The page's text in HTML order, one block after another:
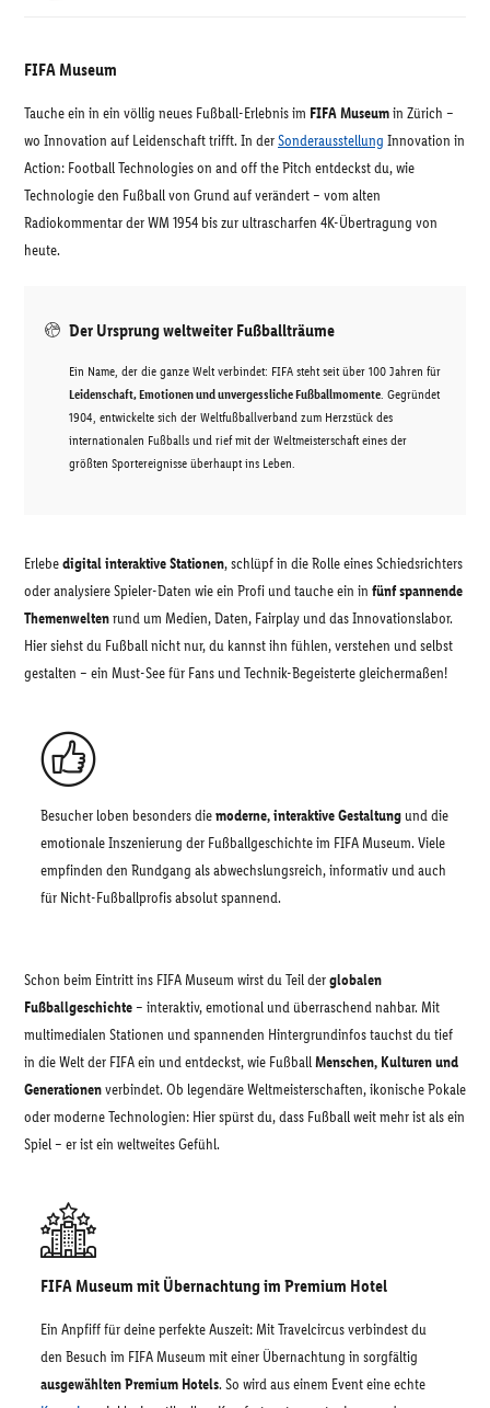
FIFA Museum
Tauche ein in ein völlig neues Fußball-Erlebnis im FIFA Museumin Zürich –
wo Innovation auf Leidenschaft trifft. In derSonderausstellung Innovation in
Action: Football Technologies on and off the Pitch entdeckst du, wie
Technologie den Fußball von Grund auf verändert – vom alten
Radiokommentar der WM 1954 bis zur ultrascharfen 4K-Übertragung von
heute.
Der Ursprung weltweiter Fußballträume
Ein Name, der die ganze Welt verbindet: FIFA steht seit über 100 Jahren für
Leidenschaft, Emotionen und unvergessliche Fußballmomente. Gegründet
1904, entwickelte sich der Weltfußballverband zum Herzstück des
internationalen Fußballs und rief mit der Weltmeisterschaft eines der
größten Sportereignisse überhaupt ins Leben.
Erlebedigital interaktive Stationen, schlüpf in die Rolle eines Schiedsrichters
oder analysiere Spieler-Daten wie ein Profi und tauche ein in fünf spannende
Themenweltenrund um Medien, Daten, Fairplay und das Innovationslabor.
Hier siehst du Fußball nicht nur, du kannst ihn fühlen, verstehen und selbst
gestalten – ein Must-See für Fans und Technik-Begeisterte gleichermaßen!
Besucher loben besonders diemoderne, interaktive Gestaltung und die
emotionale Inszenierung der Fußballgeschichte im FIFA Museum. Viele
empfinden den Rundgang als abwechslungsreich, informativ und auch
für Nicht-Fußballprofis absolut spannend.
Schon beim Eintritt ins FIFA Museum wirst du Teil derglobalen
Fußballgeschichte– interaktiv, emotional und überraschend nahbar. Mit
multimedialen Stationen und spannenden Hintergrundinfos tauchst du tief
in die Welt der FIFA ein und entdeckst, wie FußballMenschen, Kulturen und
Generationenverbindet. Ob legendäre Weltmeisterschaften, ikonische Pokale
oder moderne Technologien: Hier spürst du, dass Fußball weit mehr ist als ein
Spiel – er ist ein weltweites Gefühl.
FIFA Museum mit Übernachtung im Premium Hotel
Ein Anpfiff für deine perfekte Auszeit: Mit Travelcircus verbindest du
den Besuch im FIFA Museum mit einer Übernachtung in sorgfältig
ausgewählten Premium Hotels. So wird aus einem Event eine echte